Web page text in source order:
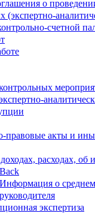
о
(экспертно-
счетной
правовые акты и
расходах, об
Back
Информация о
руководителя
экспертиза